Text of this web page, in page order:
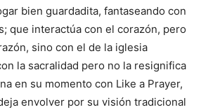
bien guardadita, fantaseando con
que interactúa con el corazón, pero
sino con el de la iglesia
la sacralidad pero no la resignifica
en su momento con Like a Prayer,
envolver por su visión tradicional